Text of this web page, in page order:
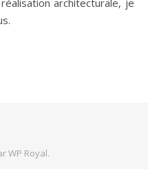
architecturale, je
WP Royal.